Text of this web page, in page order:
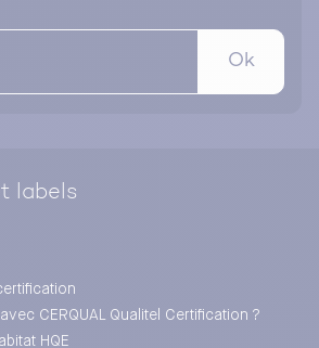
Ok
labels
CERQUAL Qualitel Certification ?
HQE